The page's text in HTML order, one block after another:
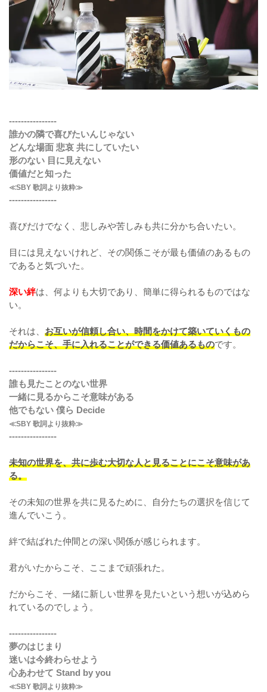
----------------
誰かの隣で喜びたいんじゃない
どんな場面 悲哀 共にしていたい
形のない 目に見えない
価値だと知った
≪SBY 歌詞より抜粋≫
----------------
喜びだけでなく、悲しみや苦しみも共に分かち合いたい。
目には見えないけれど、その関係こそが最も価値のあるもの
であると気づいた。
深い絆は、何よりも大切であり、簡単に得られるものではな
い。
それは、 お互いが信頼し合い、時間をかけて築いていくもの
だからこそ、手に入れることができる価値あるものです。
----------------
誰も見たことのない世界
一緒に見るからこそ意味がある
他でもない 僕ら Decide
≪SBY 歌詞より抜粋≫
----------------
未知の世界を、共に歩む大切な人と見ることにこそ意味があ
る。
その未知の世界を共に見るために、自分たちの選択を信じて
進んでいこう。
絆で結ばれた仲間との深い関係が感じられます。
君がいたからこそ、ここまで頑張れた。
だからこそ、一緒に新しい世界を見たいという想いが込めら
れているのでしょう。
----------------
夢のはじまり
迷いは今終わらせよう
心あわせて Stand by you
≪SBY 歌詞より抜粋≫